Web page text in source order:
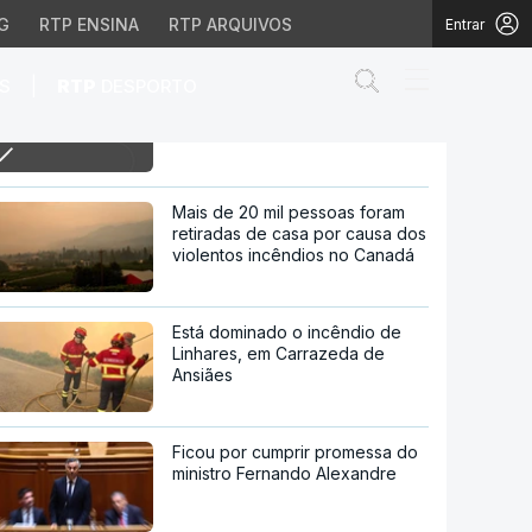
RTP ENSINA RTP ARQUIVOS Entrar
09h Incêndio num lar de idosos
Mais de 20 mil pessoas foram
retiradas de casa por causa dos
violentos incêndios no Canadá
Está dominado o incêndio de
Linhares, em Carrazeda de
Ansiães
Ficou por cumprir promessa do
ministro Fernando Alexandre